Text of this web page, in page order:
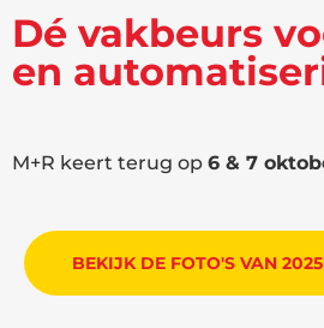
Dé vakbeurs
en
M+R keert terug op 6 & 7
BEKIJK DE FOTO'S VAN 2025